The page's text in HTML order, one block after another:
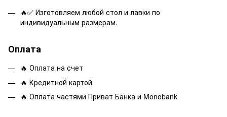
🔥✅ Изготовляем любой стол и лавки по
индивидуальным размерам.
Оплата
🔥 Оплата на счет
🔥 Кредитной картой
🔥 Оплата частями Приват Банка и Monobank